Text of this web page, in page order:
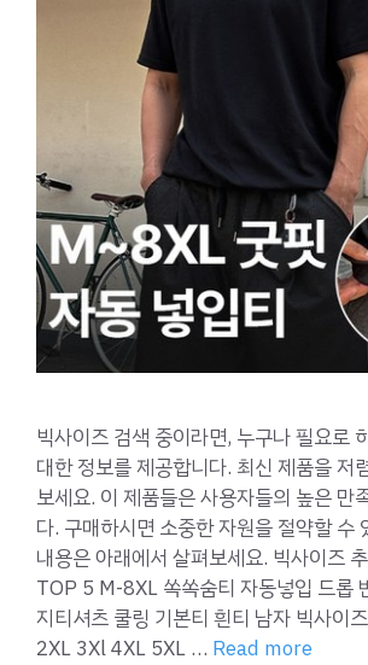
빅사이즈 검색 중이라면, 누구나 필요로
대한 정보를 제공합니다. 최신 제품을 저
보세요. 이 제품들은 사용자들의 높은 만
다. 구매하시면 소중한 자원을 절약할 수
내용은 아래에서 살펴보세요. 빅사이즈
TOP 5 M-8XL 쏙쏙숨티 자동넣입 드롭
지티셔츠 쿨링 기본티 흰티 남자 빅사이
2XL 3Xl 4XL 5XL … Read more